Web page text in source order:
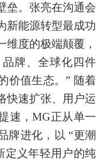
垒。张亮在沟通会
新能源转型最成功
维度的极端颠覆，
牌、全球化四件
价值生态。” 随着
快速扩张、用户运
速，MG正从单一
牌进化，以 “更潮
定义年轻用户的纯